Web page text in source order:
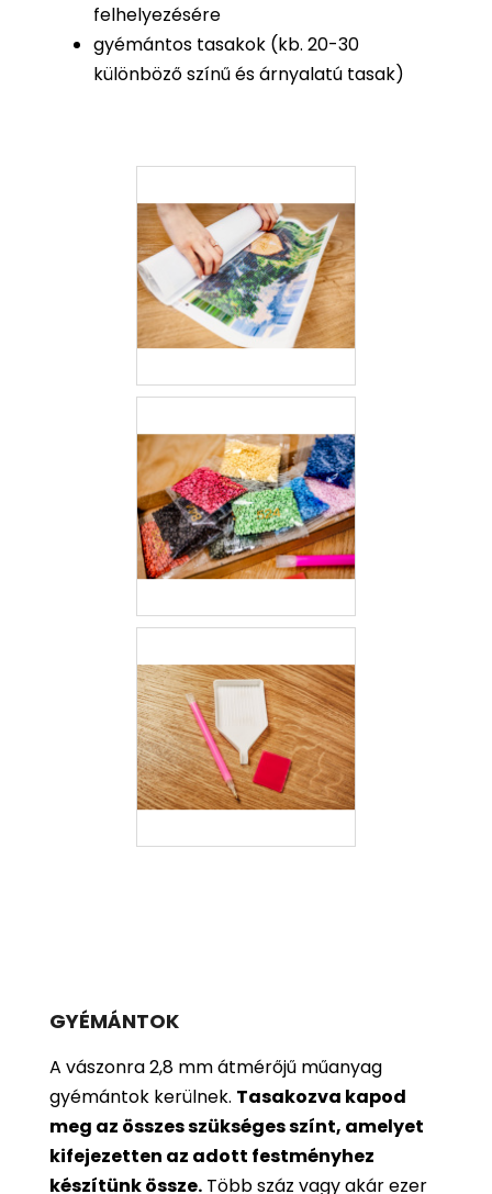
felhelyezésére
gyémántos tasakok (kb. 20-30
különböző színű és árnyalatú tasak)
GYÉMÁNTOK
A vászonra 2,8 mm átmérőjű műanyag
gyémántok kerülnek. Tasakozva kapod
meg az összes szükséges színt, amelyet
kifejezetten az adott festményhez
készítünk össze. Több száz vagy akár ezer